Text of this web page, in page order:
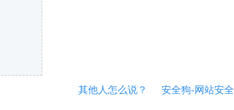
其他人怎么说？ 安全狗-网站安